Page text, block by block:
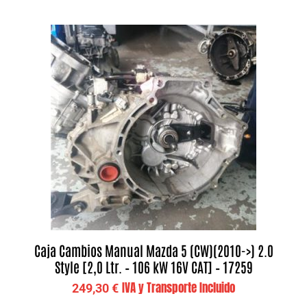
Caja Cambios Manual Mazda 5 (CW)(2010->) 2.0
Style [2,0 Ltr. – 106 kW 16V CAT] – 17259
249,30€ IVA y Transporte Incluido